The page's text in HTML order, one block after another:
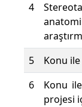
4
5
Konu
6
Konu
projesi